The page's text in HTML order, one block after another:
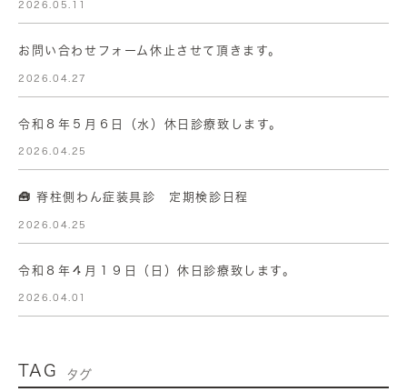
2026.05.11
お問い合わせフォーム休止させて頂きます。
2026.04.27
令和８年５月６日（水）休日診療致します。
2026.04.25
🧰 脊柱側わん症装具診 定期検診日程
2026.04.25
令和８年４月１９日（日）休日診療致します。
2026.04.01
TAG タグ